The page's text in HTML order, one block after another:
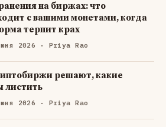
на биржах: что
с вашими монетами, когда
терпит крах
2026 · Priya Rao
решают, какие
листить
2026 · Priya Rao